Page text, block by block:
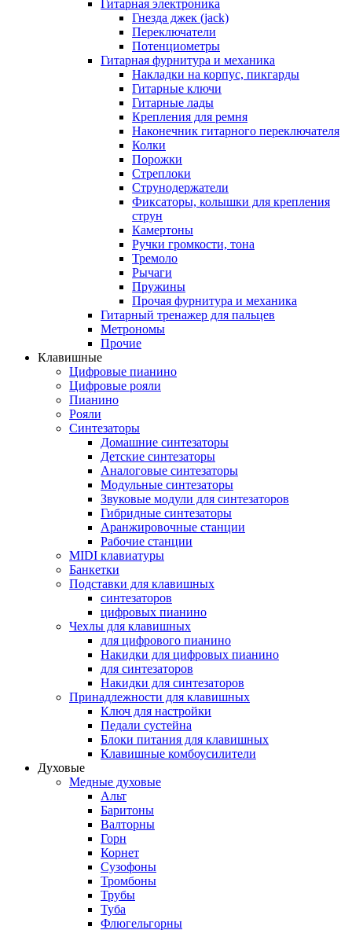
Гитарная электроника
Гнезда джек (jack)
Переключатели
Потенциометры
Гитарная фурнитура и механика
Накладки на корпус, пикгарды
Гитарные ключи
Гитарные лады
Крепления для ремня
Наконечник гитарного переключателя
Колки
Порожки
Стреплоки
Струнодержатели
Фиксаторы, колышки для крепления
струн
Камертоны
Ручки громкости, тона
Тремоло
Рычаги
Пружины
Прочая фурнитура и механика
Гитарный тренажер для пальцев
Метрономы
Прочие
Клавишные
Цифровые пианино
Цифровые рояли
Пианино
Рояли
Синтезаторы
Домашние синтезаторы
Детские синтезаторы
Аналоговые синтезаторы
Модульные синтезаторы
Звуковые модули для синтезаторов
Гибридные синтезаторы
Аранжировочные станции
Рабочие станции
MIDI клавиатуры
Банкетки
Подставки для клавишных
синтезаторов
цифровых пианино
Чехлы для клавишных
для цифрового пианино
Накидки для цифровых пианино
для синтезаторов
Накидки для синтезаторов
Принадлежности для клавишных
Ключ для настройки
Педали сустейна
Блоки питания для клавишных
Клавишные комбоусилители
Духовые
Медные духовые
Альт
Баритоны
Валторны
Горн
Корнет
Сузофоны
Тромбоны
Трубы
Туба
Флюгельгорны